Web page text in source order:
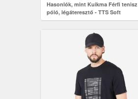
Hasonlók, mint Kuikma Férfi tenisz
póló, légáteresztő - TTS Soft